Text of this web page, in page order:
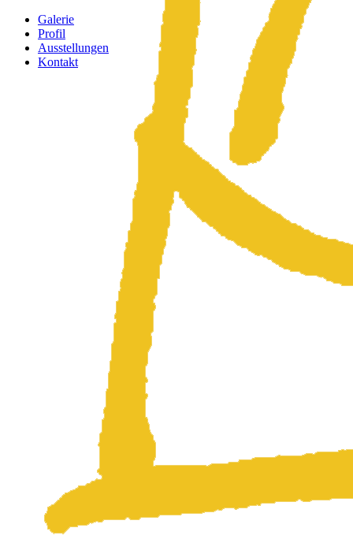
Galerie
Profil
Ausstellungen
Kontakt